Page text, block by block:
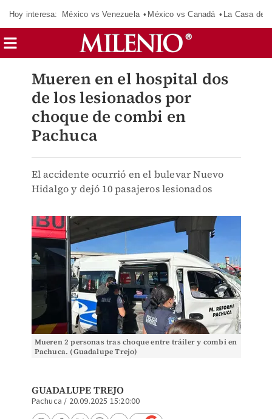
Hoy interesa: México vs Venezuela México vs Canadá La Casa de
Mueren en el hospital dos
de los lesionados por
choque de combi en
Pachuca
El accidente ocurrió en el bulevar Nuevo
Hidalgo y dejó 10 pasajeros lesionados
Mueren 2 personas tras choque entre tráiler y combi en
Pachuca. (Guadalupe Trejo)
GUADALUPE TREJO
Pachuca / 20.09.2025 15:20:00